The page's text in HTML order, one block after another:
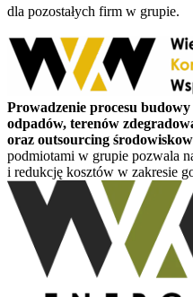
dla pozostałych firm w grupie.
Prowadzenie procesu
odpadów, terenów
oraz outsourcing
podmiotami w grupie pozwala
i redukcję kosztów w zakresie